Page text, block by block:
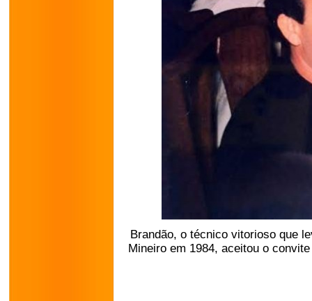
Brandão, o técnico vitorioso que
Mineiro em 1984, aceitou o